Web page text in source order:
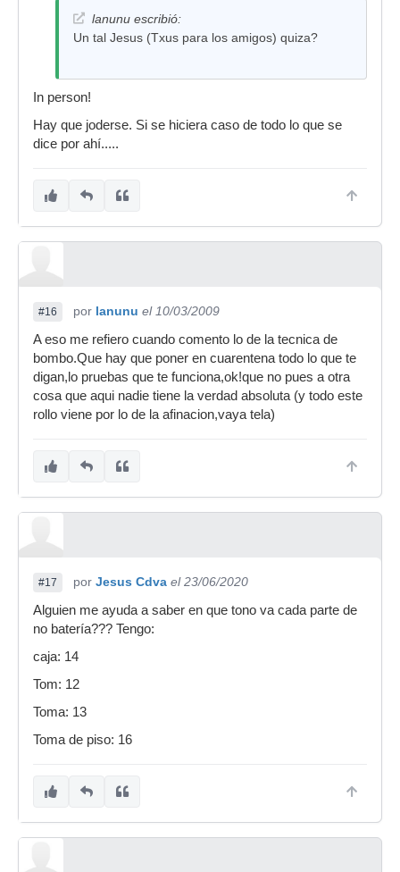
lanunu escribió:
Un tal Jesus (Txus para los amigos) quiza?
In person!
Hay que joderse. Si se hiciera caso de todo lo que se
dice por ahí.....
#16 por lanunu el 10/03/2009
A eso me refiero cuando comento lo de la tecnica de
bombo.Que hay que poner en cuarentena todo lo que te
digan,lo pruebas que te funciona,ok!que no pues a otra
cosa que aqui nadie tiene la verdad absoluta (y todo este
rollo viene por lo de la afinacion,vaya tela)
#17 por Jesus Cdva el 23/06/2020
Alguien me ayuda a saber en que tono va cada parte de
no batería??? Tengo:
caja: 14
Tom: 12
Toma: 13
Toma de piso: 16